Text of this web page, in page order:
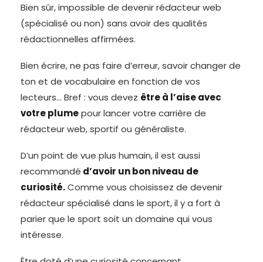
Bien sûr, impossible de devenir rédacteur web
(spécialisé ou non) sans avoir des qualités
rédactionnelles affirmées.
Bien écrire, ne pas faire d’erreur, savoir changer de
ton et de vocabulaire en fonction de vos
lecteurs… Bref : vous devez être à l’aise avec
votre plumepour lancer votre carrière de
rédacteur web, sportif ou généraliste.
D’un point de vue plus humain, il est aussi
recommandé d’avoir un bon niveau de
curiosité.Comme vous choisissez de devenir
rédacteur spécialisé dans le sport, il y a fort à
parier que le sport soit un domaine qui vous
intéresse.